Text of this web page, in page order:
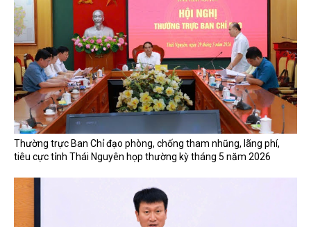
Thường trực Ban Chỉ đạo phòng, chống tham nhũng, lãng phí,
tiêu cực tỉnh Thái Nguyên họp thường kỳ tháng 5 năm 2026